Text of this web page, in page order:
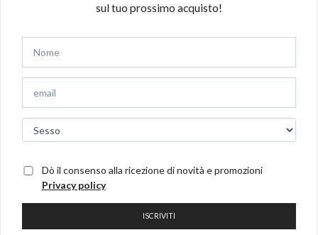
La consegna sarà effettuata entro 1-4 giorni lavorativi a seconda
della merce.
Il reso degli articoli non indossati può essere effettuato entro 14
giorni dalla recezione dell’ordine.
Potrebbero anche interessarti
sul tuo prossimo acquisto!
Dò il consenso alla ricezione di novità e promozioni
Privacy policy
ISCRIVITI